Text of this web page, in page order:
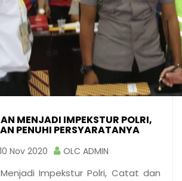
MENJADI IMPEKSTUR POLRI,
PENUHI PERSYARATANYA
10 Nov 2020 OLC ADMIN
Impekstur Polri, Catat dan